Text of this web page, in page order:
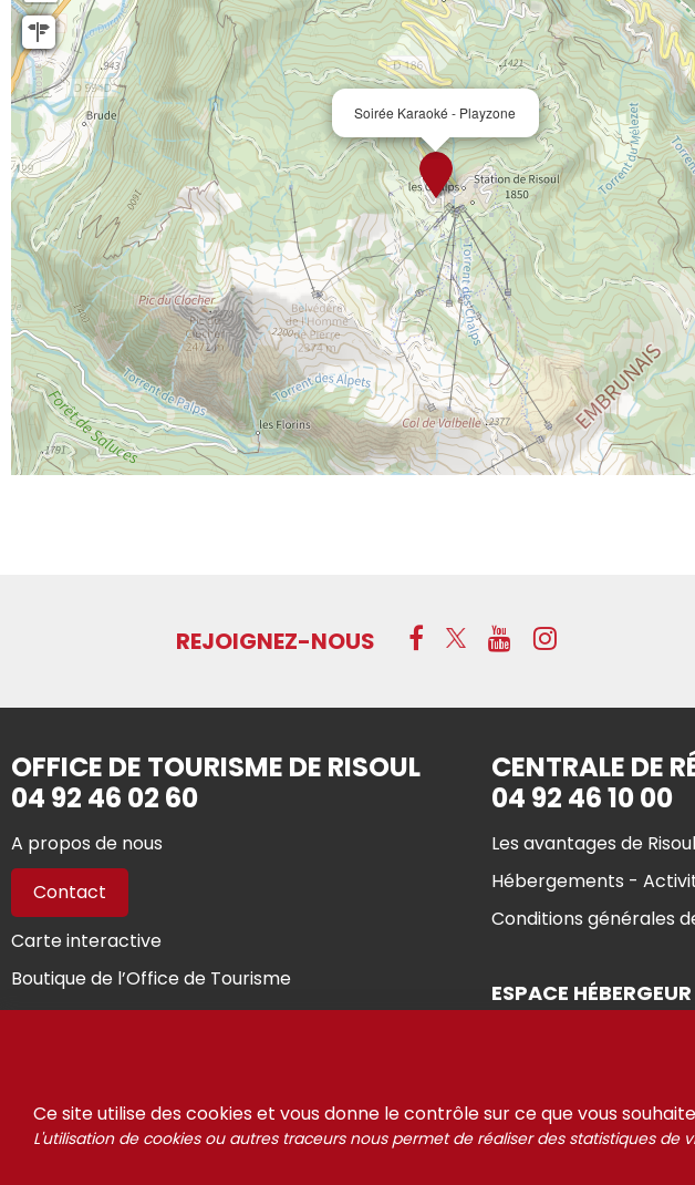
Soirée Karaoké - Playzone
REJOIGNEZ-NOUS
OFFICE DE TOURISME DE RISOUL
04 92 46 02 60
A propos de nous
Contact
Carte interactive
Boutique de l’Office de Tourisme
Presse
CENTRALE DE
04 92 46 10 00
Les avantages de
Hébergements -
Conditions générales
ESPACE HÉBERGEUR
© Risoul 2021-2025 Mentions
Ce site utilise des cookies et vous donne le contrôle sur ce que vous
L'utilisation de cookies ou autres traceurs nous permet de réaliser des statistiques